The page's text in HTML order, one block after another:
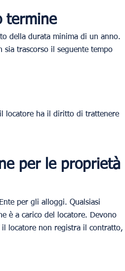
termine
della durata minima di un anno.
trascorso il seguente tempo
locatore ha il diritto di trattenere
per le proprietà
per gli alloggi. Qualsiasi
è a carico del locatore. Devono
locatore non registra il contratto,